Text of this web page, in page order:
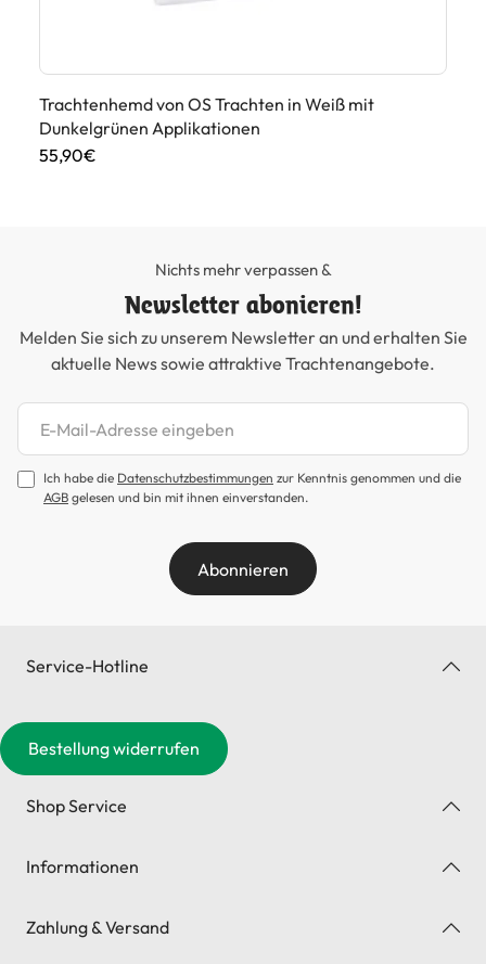
Trachtenhemd von OS Trachten in Weiß mit
Dunkelgrünen Applikationen
55,90€
Nichts mehr verpassen &
Newsletter abonieren!
Melden Sie sich zu unserem Newsletter an und erhalten Sie
aktuelle News sowie attraktive Trachtenangebote.
Newsletter abonnieren
Ich habe die Datenschutzbestimmungen zur Kenntnis genommen und die
AGB gelesen und bin mit ihnen einverstanden.
Abonnieren
Service-Hotline
Bestellung widerrufen
Shop Service
Informationen
Zahlung & Versand